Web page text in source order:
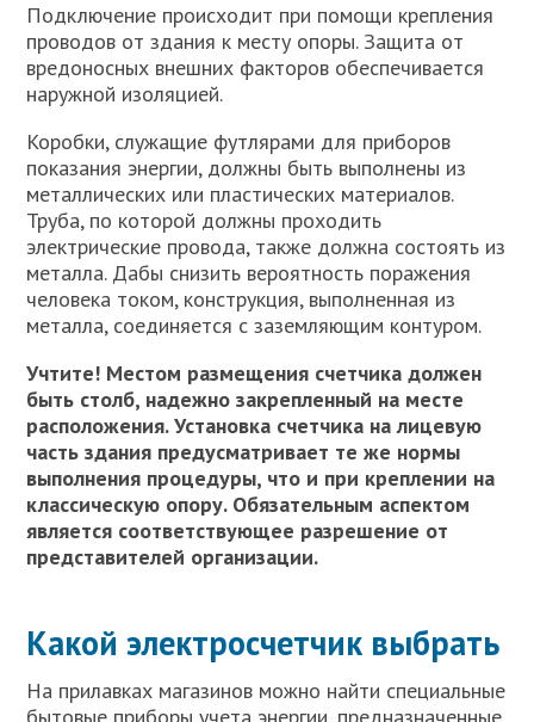
Подключение происходит при помощи крепления
проводов от здания к месту опоры. Защита от
вредоносных внешних факторов обеспечивается
наружной изоляцией.
Коробки, служащие футлярами для приборов
показания энергии, должны быть выполнены из
металлических или пластических материалов.
Труба, по которой должны проходить
электрические провода, также должна состоять из
металла. Дабы снизить вероятность поражения
человека током, конструкция, выполненная из
металла, соединяется с заземляющим контуром.
Учтите! Местом размещения счетчика должен
быть столб, надежно закрепленный на месте
расположения. Установка счетчика на лицевую
часть здания предусматривает те же нормы
выполнения процедуры, что и при креплении на
классическую опору. Обязательным аспектом
является соответствующее разрешение от
представителей организации.
Какой электросчетчик выбрать
На прилавках магазинов можно найти специальные